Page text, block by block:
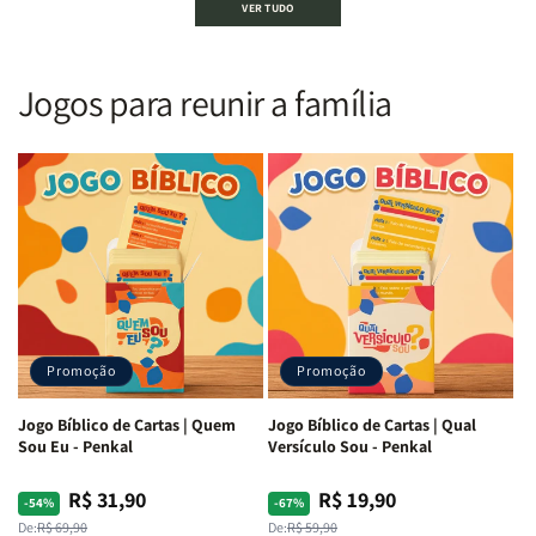
Almeida
Letra
Média
Full
Color
Brochura
Rei
Leão
Almeida
Letra
Média
&amp;
Full
Color
|
Brochura
|
Rei
Leão
PPM
|
|
Full
Color
Capa
Dura
Harpa
|
-
Cruz
Laranja
|
Full
Color
|
Capa
Dura
Harpa
|
-
Cruz
Laranja
VER TUDO
Jogos para reunir a família
Promoção
Jogo Bíblico de Cartas | Quem
Sou Eu - Penkal
-54%
Preço
De:R$ 69,90
PreçoR$ 31,90
Promoção
Jogo Bíblico de Cartas | Qual
Versículo Sou - Penkal
-67%
Preço
De:R$ 59,90
PreçoR$ 19,90